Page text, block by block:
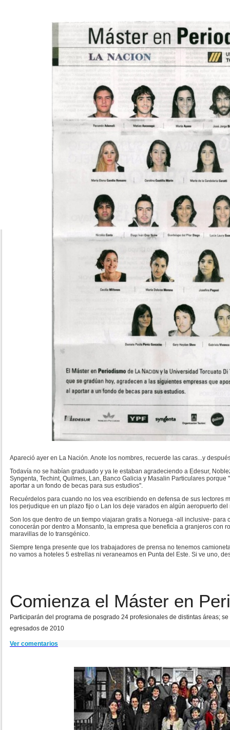
Apareció ayer en La Nación. Anote los nombres, recuerde las caras...y
Todavía no se habían graduado y ya le estaban agradeciendo a Edesur,
Syngenta, Techint, Quilmes, Lan, Banco Galicia y Masalin Particulares
aportar a un fondo de becas para sus estudios".
Recuérdelos para cuando no los vea escribiendo en defensa de sus lectores
los perjudique en un plazo fijo o Lan los deje varados en algún aeropuerto del
Son los que dentro de un tiempo viajaran gratis a Noruega -all inclusive- para
conocerán por dentro a Monsanto, la empresa que beneficia a granjeros con
maravillas de lo transgénico.
Siempre tenga presente que los trabajadores de prensa no tenemos
no vamos a hoteles 5 estrellas ni veraneamos en Punta del Este. Si ve uno,
Comienza el Máster en
Participarán del programa de posgrado 24 profesionales de distintas áreas;
egresados de 2010
Ver comentarios